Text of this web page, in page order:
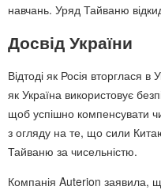
навчань. Уряд Тайваню
Досвід України
Відтоді як Росія вторглася
як Україна використовує
щоб успішно компенсувати
з огляду на те, що сили
Тайваню за чисельністю.
Компанія Auterion заявила,